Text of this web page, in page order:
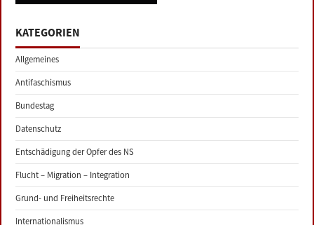
KATEGORIEN
Allgemeines
Antifaschismus
Bundestag
Datenschutz
Entschädigung der Opfer des NS
Flucht – Migration – Integration
Grund- und Freiheitsrechte
Internationalismus